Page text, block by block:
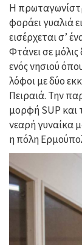
Η
φοράει γυαλιά
εισέρχεται σ’
Φτάνει σε
ενός νησιού
λόφοι με δύο
Πειραιά. Την
μορφή SUP και
νεαρή γυναίκα
η πόλη